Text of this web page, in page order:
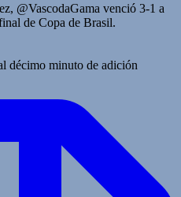
@VascodaGama venció 3-1 a
de Copa de Brasil.
décimo minuto de adición